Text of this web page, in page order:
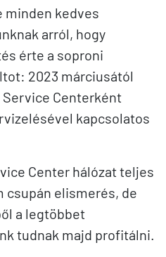
minden kedves
arról, hogy
érte a soproni
2023 márciusától
Centerként
kapcsolatos
Center hálózat teljes
csupán elismerés, de
a legtöbbet
tudnak majd profitálni.